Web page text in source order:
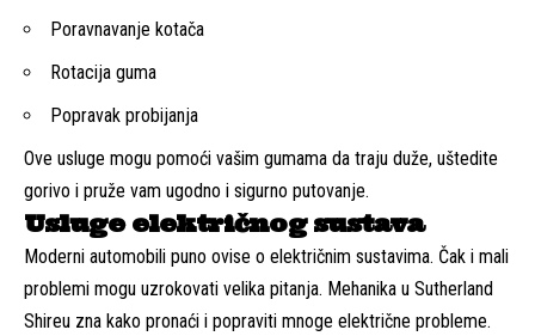
Poravnavanje kotača
Rotacija guma
Popravak probijanja
Ove usluge mogu pomoći vašim gumama da traju duže, uštedite
gorivo i pruže vam ugodno i sigurno putovanje.
Usluge električnog sustava
Moderni automobili puno ovise o električnim sustavima. Čak i mali
problemi mogu uzrokovati velika pitanja. Mehanika u Sutherland
Shireu zna kako pronaći i popraviti mnoge električne probleme.